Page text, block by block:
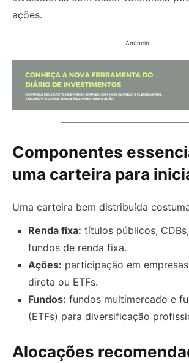
ações.
Anúncio
Componentes
uma carteira para
Uma carteira bem distribuída
Renda fixa: títulos públicos,
fundos de renda fixa.
Ações: participação em
direta ou ETFs.
Fundos: fundos multimercado e
(ETFs) para diversificação
Alocações